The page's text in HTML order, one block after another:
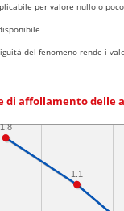
per valore nullo o
del fenomeno rende i
di affollamento delle
1.1
1.8